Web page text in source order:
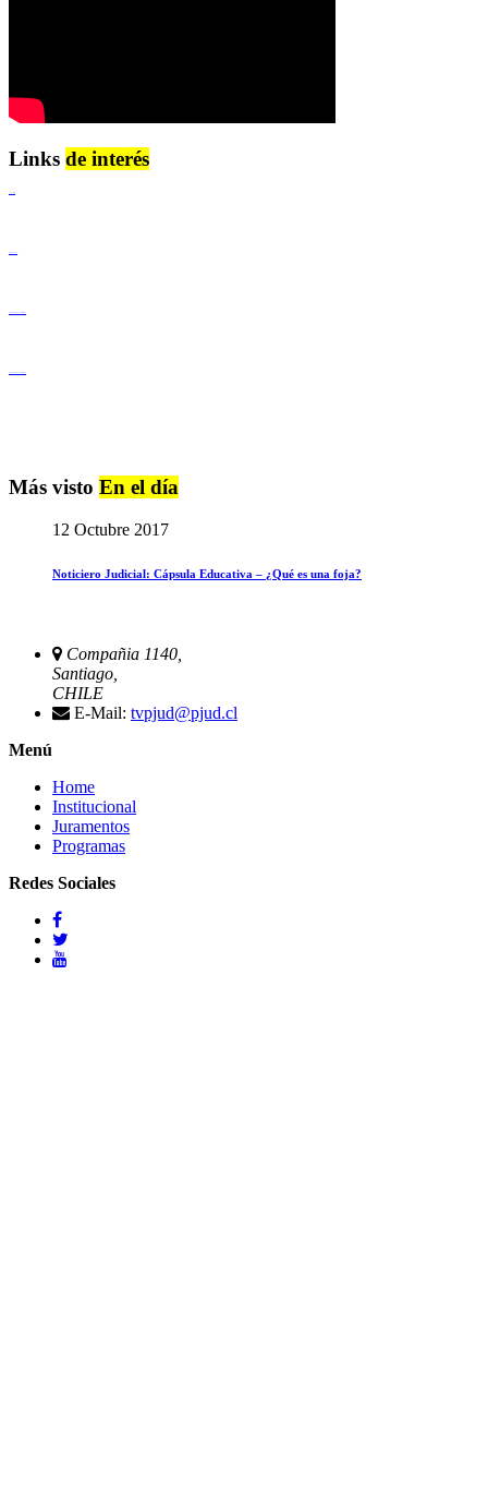
Links de interés
Más visto En el día
12 Octubre 2017
Noticiero Judicial: Cápsula Educativa – ¿Qué es una foja?
Compañia 1140,
Santiago,
CHILE
E-Mail: tvpjud@pjud.cl
Menú
Home
Institucional
Juramentos
Programas
Redes Sociales